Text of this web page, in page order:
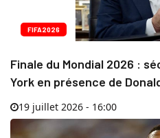
FIFA2026
Finale du Mondial 2026 :
York en présence de
19 juillet 2026 - 16:00